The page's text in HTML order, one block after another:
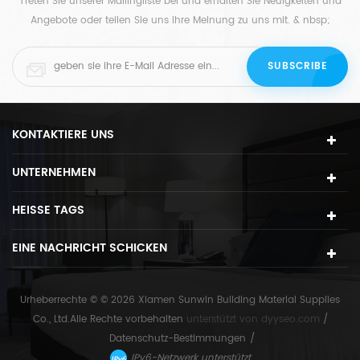
Angebote oder teilen Sie uns Ihre Meinung zu uns mit. & nbsp;
KONTAKTIERE UNS
UNTERNEHMEN
HEISSE TAGS
EINE NACHRICHT SCHICKEN
Urheberrechte © © 2026 Xiamen Sunwin Building Material Supplies
Co., Ltd.Alle Rechte vorbehalten unterstützt von dyyseo.com /
Datenschutz-Bestimmungen /